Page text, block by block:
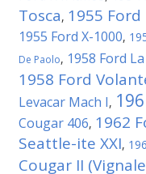
Tosca, 1955
1955 Ford X-1000,
De Paolo, 1958 Ford
1958 Ford
Levacar Mach I,
Cougar 406, 1962
Seattle-ite XXI,
Cougar II